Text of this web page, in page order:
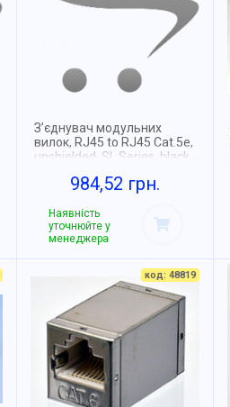
З’єднувач модульних
вилок, RJ45 to RJ45 Cat.5e,
unshielded, SL Series, black
984,52 грн.
Наявність
уточнюйте у
менеджера
код: 48819